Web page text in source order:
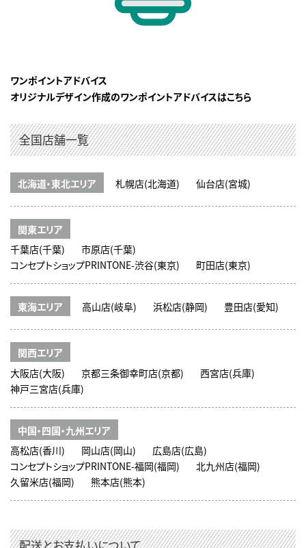
ワンポイントアドバイス
オリジナルデザイン作成のワンポイントアドバイスはこちら
全国店舗一覧
北海道・東北エリア 札幌店(北海道) 仙台店(宮城)
関東エリア
千葉店(千葉)
市原店(千葉)
コンセプトショップPRINTONE-渋谷(東京)
町田店(東京)
東海エリア 高山店(岐阜) 浜松店(静岡) 豊田店(愛知)
関西エリア
大阪店(大阪)
京都三条御幸町店(京都)
西宮店(兵庫)
神戸三宮店(兵庫)
中国・四国・九州エリア
高松店(香川)
岡山店(岡山)
広島店(広島)
コンセプトショップPRINTONE-福岡(福岡)
北九州店(福岡)
久留米店(福岡)
熊本店(熊本)